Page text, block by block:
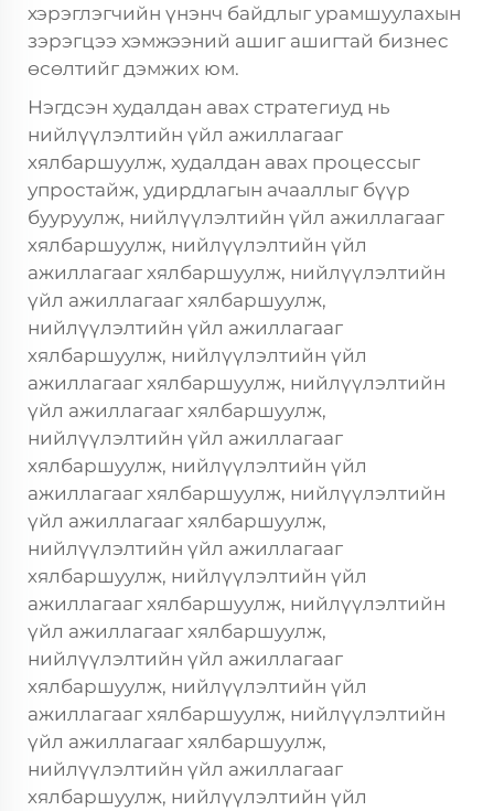
хэрэглэгчийн үнэнч байдлыг урамшуулахын
зэрэгцээ хэмжээний ашиг ашигтай бизнес
өсөлтийг дэмжих юм.
Нэгдсэн худалдан авах стратегиуд нь
нийлүүлэлтийн үйл ажиллагааг
хялбаршуулж, худалдан авах процессыг
упростайж, удирдлагын ачааллыг бүүр
бууруулж, нийлүүлэлтийн үйл ажиллагааг
хялбаршуулж, нийлүүлэлтийн үйл
ажиллагааг хялбаршуулж, нийлүүлэлтийн
үйл ажиллагааг хялбаршуулж,
нийлүүлэлтийн үйл ажиллагааг
хялбаршуулж, нийлүүлэлтийн үйл
ажиллагааг хялбаршуулж, нийлүүлэлтийн
үйл ажиллагааг хялбаршуулж,
нийлүүлэлтийн үйл ажиллагааг
хялбаршуулж, нийлүүлэлтийн үйл
ажиллагааг хялбаршуулж, нийлүүлэлтийн
үйл ажиллагааг хялбаршуулж,
нийлүүлэлтийн үйл ажиллагааг
хялбаршуулж, нийлүүлэлтийн үйл
ажиллагааг хялбаршуулж, нийлүүлэлтийн
үйл ажиллагааг хялбаршуулж,
нийлүүлэлтийн үйл ажиллагааг
хялбаршуулж, нийлүүлэлтийн үйл
ажиллагааг хялбаршуулж, нийлүүлэлтийн
үйл ажиллагааг хялбаршуулж,
нийлүүлэлтийн үйл ажиллагааг
хялбаршуулж, нийлүүлэлтийн үйл